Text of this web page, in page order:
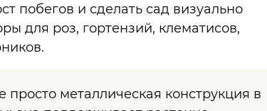
побегов и сделать сад визуально
для роз, гортензий, клематисов,
металлическая конструкция в